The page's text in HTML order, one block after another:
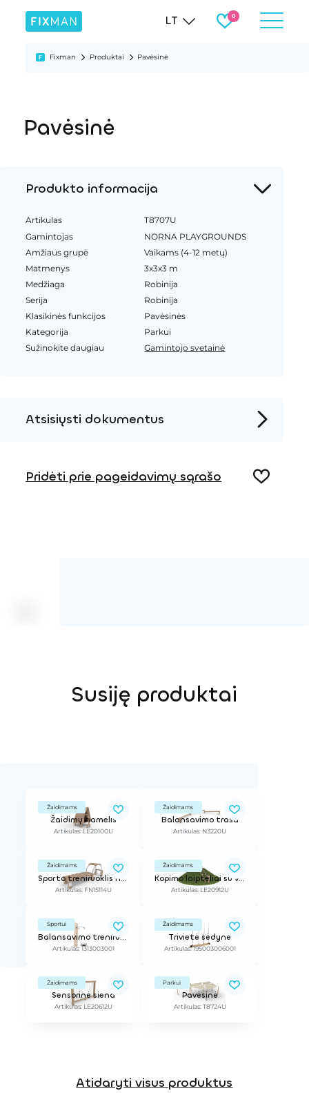
LT
Fixman Produktai Pavėsinė
Pavėsinė
Produkto informacija
Artikulas
T8707U
Gamintojas
NORNA PLAYGROUNDS
Amžiaus grupė
Vaikams (4-12 metų)
Matmenys
3x3x3 m
Medžiaga
Robinija
Serija
Robinija
Klasikinės funkcijos
Pavėsinės
Kategorija
Parkui
Sužinokite daugiau
Gamintojo svetainė
Atsisiųsti dokumentus
Pridėti prie pageidavimų sąrašo
Susiję produktai
Žaidimams
Žaidimų namelis
Artikulas: LE20100U
Žaidimams
Balansavimo trasa
Artikulas: N3220U
Žaidimams
Sporto treniruoklis nugarai ir pilvo presui iš Robinia medienos
Artikulas: FN15114U
Žaidimams
Kopimo laipteliai su virve prisilaikymui
Artikulas: LE20912U
Sportui
Balansavimo treniruoklis
Artikulas: 1313003001
Žaidimams
Trivietė sėdynė
Artikulas: 195003006001
Žaidimams
Sensorinė siena
Artikulas: LE20612U
Parkui
Pavėsinė
Artikulas: T8724U
Atidaryti visus produktus